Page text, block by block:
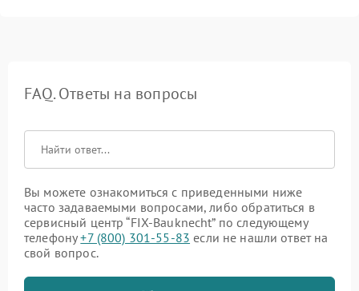
FAQ. Ответы на вопросы
Вы можете ознакомиться с приведенными ниже
часто задаваемыми вопросами, либо обратиться в
сервисный центр “FIX-Bauknecht” по следующему
телефону+7 (800) 301-55-83 если не нашли ответ на
свой вопрос.